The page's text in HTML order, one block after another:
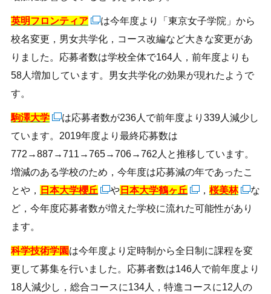
英明フロンティア
は今年度より「東京女子学院」から
校名変更，男女共学化，コース改編など大きな変更があ
りました。応募者数は学校全体で164人，前年度よりも
58人増加しています。男女共学化の効果が現れたようで
す。
駒澤大学
は応募者数が236人で前年度より339人減少し
ています。2019年度より最終応募数は
772→887→711→765→706→762人と推移しています。
増減のある学校のため，今年度は応募減の年であったこ
とや，
日本大学櫻丘 や日本大学鶴ヶ丘 ， 桜美林
な
ど，今年度応募者数が増えた学校に流れた可能性があり
ます。
科学技術学園は今年度より定時制から全日制に課程を変
更して募集を行いました。応募者数は146人で前年度より
18人減少し，総合コースに134人，特進コースに12人の